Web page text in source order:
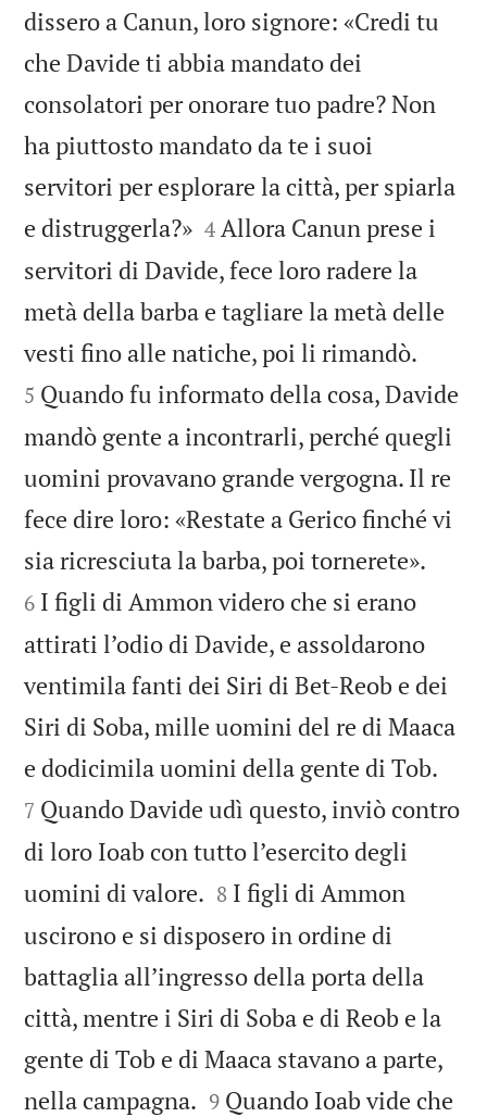
dissero a Canun, loro signore: «Credi tu
che Davide ti abbia mandato dei
consolatori per onorare tuo padre? Non
ha piuttosto mandato da te i suoi
servitori per esplorare la città, per spiarla
e distruggerla?»
4 Allora Canun prese i
servitori di Davide, fece loro radere la
metà della barba e tagliare la metà delle
vesti fino alle natiche, poi li rimandò.
5 Quando fu informato della cosa, Davide
mandò gente a incontrarli, perché quegli
uomini provavano grande vergogna. Il re
fece dire loro: «Restate a Gerico finché vi
sia ricresciuta la barba, poi tornerete».
6 I figli di Ammon videro che si erano
attirati l’odio di Davide, e assoldarono
ventimila fanti dei Siri di Bet-Reob e dei
Siri di Soba, mille uomini del re di Maaca
e dodicimila uomini della gente di Tob.
7 Quando Davide udì questo, inviò contro
di loro Ioab con tutto l’esercito degli
uomini di valore. 

8 I figli di Ammon
uscirono e si disposero in ordine di
battaglia all’ingresso della porta della
città, mentre i Siri di Soba e di Reob e la
gente di Tob e di Maaca stavano a parte,
nella campagna. 

9 Quando Ioab vide che